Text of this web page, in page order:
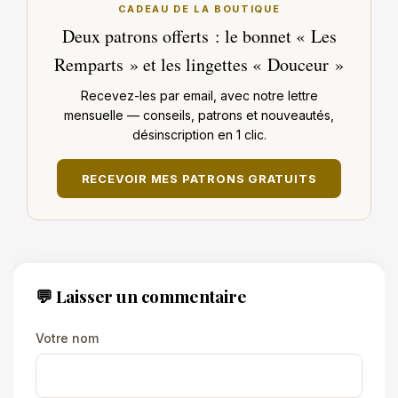
CADEAU DE LA BOUTIQUE
Deux patrons offerts : le bonnet « Les
Remparts » et les lingettes « Douceur »
Recevez-les par email, avec notre lettre
mensuelle — conseils, patrons et nouveautés,
désinscription en 1 clic.
RECEVOIR MES PATRONS GRATUITS
💬 Laisser un commentaire
Votre nom